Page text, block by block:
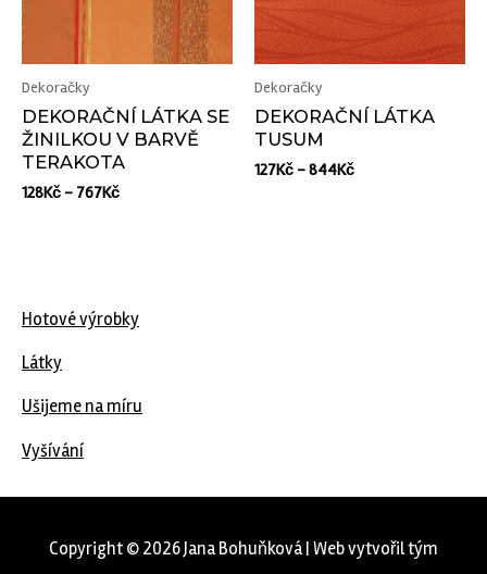
Hotové výrobky
Látky
Ušijeme na míru
Vyšívání
Dekoračky
DEKORAČNÍ LÁTKA SE
ŽINILKOU V BARVĚ
TERAKOTA
128Kč – 767Kč
Dekoračky
DEKORAČNÍ LÁTKA
TUSUM
127Kč –844Kč
Copyright © 2026 Jana Bohuňková | Web vytvořil tým